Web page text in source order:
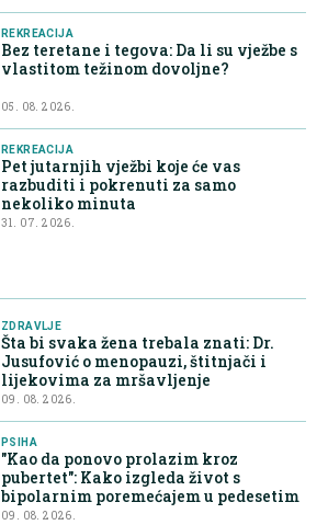
REKREACIJA
Bez teretane i tegova: Da li su vježbe s
vlastitom težinom dovoljne?
05. 08. 2026.
REKREACIJA
Pet jutarnjih vježbi koje će vas
razbuditi i pokrenuti za samo
nekoliko minuta
31. 07. 2026.
ZDRAVLJE
Šta bi svaka žena trebala znati: Dr.
Jusufović o menopauzi, štitnjači i
lijekovima za mršavljenje
09. 08. 2026.
PSIHA
"Kao da ponovo prolazim kroz
pubertet": Kako izgleda život s
bipolarnim poremećajem u pedesetim
09. 08. 2026.